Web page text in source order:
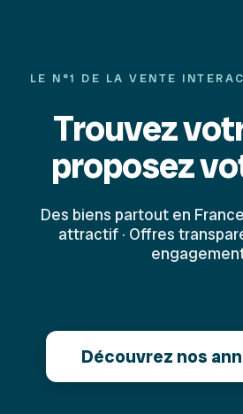
LE N°1 DE LA VENTE
Trouvez
proposez
Des biens partout en
attractif · Offres
Découvrez nos